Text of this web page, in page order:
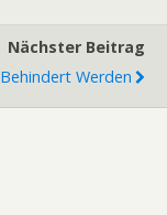
Nächster Beitrag
Behindert Werden